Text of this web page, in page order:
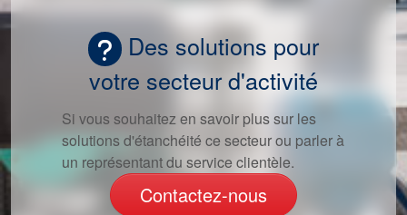
Des solutions pour
votre secteur d'activité
Si vous souhaitez en savoir plus sur les
solutions d'étanchéité ce secteur ou parler à
un représentant du service clientèle.
Contactez-nous